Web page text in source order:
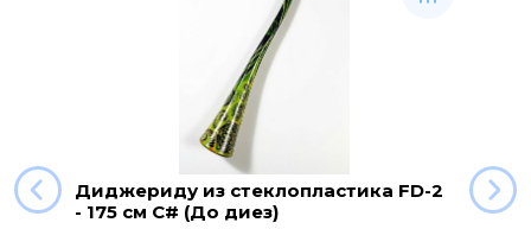
Диджериду из стеклопластика FD-2
- 175 см C# (До диез)